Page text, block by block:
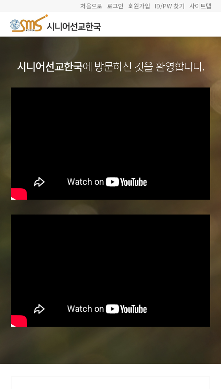
처음으로 로그인 회원가입 ID/PW 찾기 사이트맵
시니어선교한국에 방문하신 것을 환영합니다.